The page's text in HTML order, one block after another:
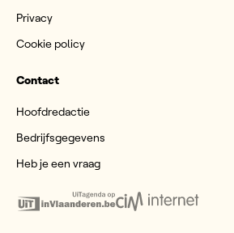
Privacy
Cookie policy
Contact
Hoofdredactie
Bedrijfsgegevens
Heb je een vraag